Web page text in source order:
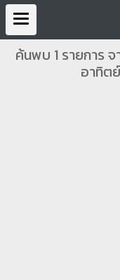
ค้นพบ 1 รายการ
อาทิต